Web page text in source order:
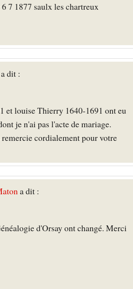
7 1877 saulx les chartreux
dit :
et louise Thierry 1640-1691 ont eu
je n'ai pas l'acte de mariage.
cordialement pour votre
a dit :
d'Orsay ont changé. Merci